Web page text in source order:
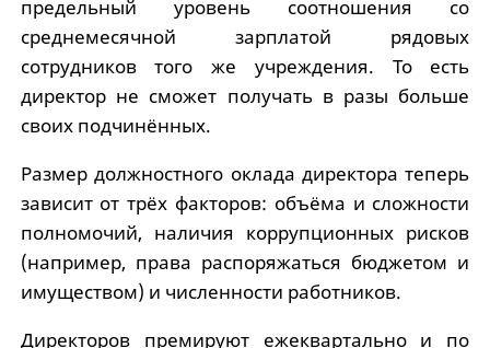
предельный уровень соотношения со
среднемесячной зарплатой рядовых
сотрудников того же учреждения. То есть
директор не сможет получать в разы больше
своих подчинённых.
Размер должностного оклада директора теперь
зависит от трёх факторов: объёма и сложности
полномочий, наличия коррупционных рисков
(например, права распоряжаться бюджетом и
имуществом) и численности работников.
Директоров премируют ежеквартально и по